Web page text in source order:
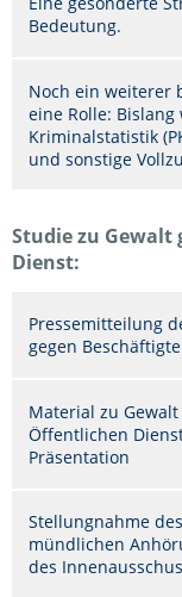
Bedeutung.
Noch ein weiterer
eine Rolle:
Kriminalstatistik
und sonstige
Studie zu Gewalt
Dienst:
Pressemitteilung
gegen
Material zu
Öffentlichen
Präsentation
Stellungnahme
mündlichen
des